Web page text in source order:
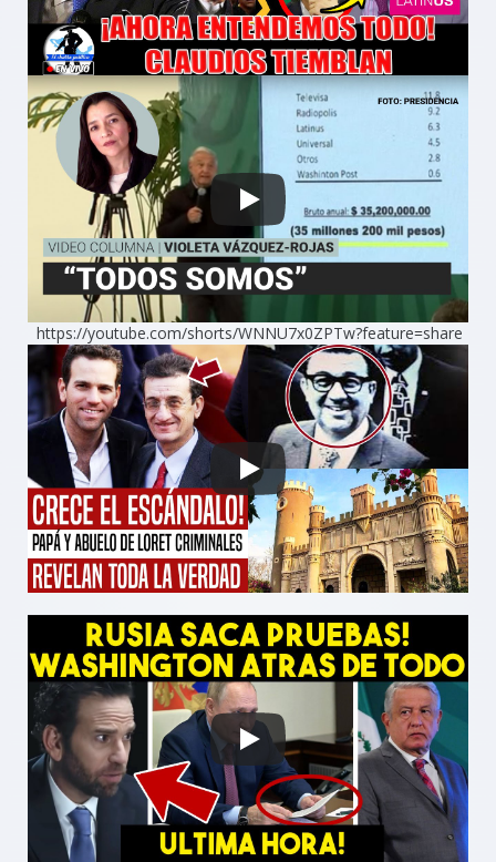
https://youtube.com/shorts/WNNU7x0ZPTw?feature=share